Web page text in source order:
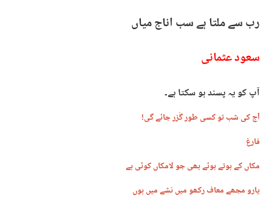
رب سے ملتا ہے سب اناج میاں
سعود عثمانی
آپ کو یہ پسند ہو سکتا ہے۔
آج کی شب تو کسی طور گُزر جائے گی!
فارغ
مکاں کے ہوتے ہوئے بھی جو لامکاں کوئی ہے
یارو مجھے معاف رکھو میں نشے میں ہوں